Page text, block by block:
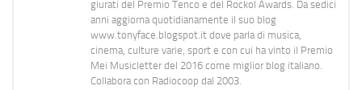
giurati del Premio Tenco e del Rockol Awards. Da sedici
anni aggiorna quotidianamente il suo blog
www.tonyface.blogspot.it dove parla di musica,
cinema, culture varie, sport e con cui ha vinto il Premio
Mei Musicletter del 2016 come miglior blog italiano.
Collabora con Radiocoop dal 2003.